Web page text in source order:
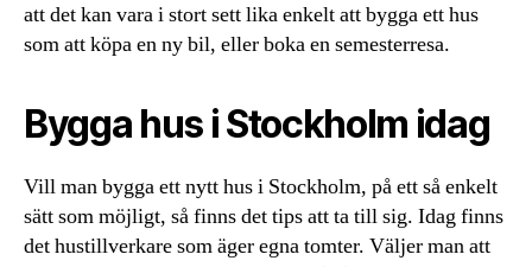
att det kan vara i stort sett lika enkelt att bygga ett hus
som att köpa en ny bil, eller boka en semesterresa.
Bygga hus i Stockholm idag
Vill man bygga ett nytt hus i Stockholm, på ett så enkelt
sätt som möjligt, så finns det tips att ta till sig. Idag finns
det hustillverkare som äger egna tomter. Väljer man att